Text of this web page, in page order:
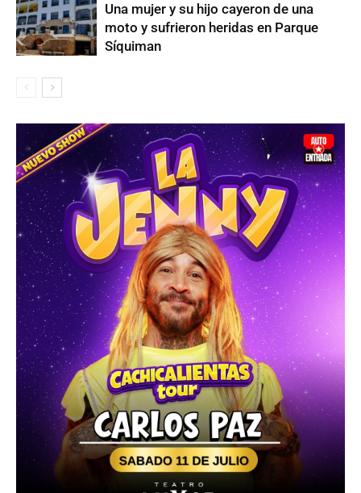
Una mujer y su hijo cayeron de una
moto y sufrieron heridas en Parque
Síquiman